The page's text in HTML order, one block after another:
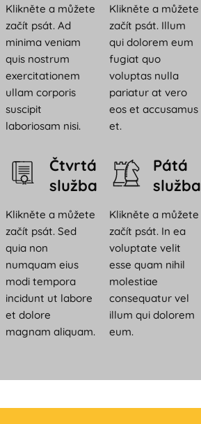
Klikněte a můžete
začít psát. Ad
minima veniam
quis nostrum
exercitationem
ullam corporis
suscipit
laboriosam nisi.
Klikněte a můžete
začít psát. Illum
qui dolorem eum
fugiat quo
voluptas nulla
pariatur at vero
eos et accusamus
et.
Čtvrtá
služba
Klikněte a můžete
začít psát. Sed
quia non
numquam eius
modi tempora
incidunt ut labore
et dolore
magnam aliquam.
Pátá
služba
Klikněte a můžete
začít psát. In ea
voluptate velit
esse quam nihil
molestiae
consequatur vel
illum qui dolorem
eum.